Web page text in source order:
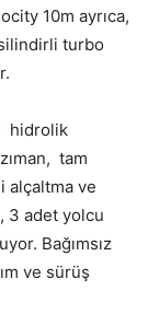
10m ayrıca,
turbo
hidrolik
tam
alçaltma ve
3 adet yolcu
Bağımsız
ve sürüş